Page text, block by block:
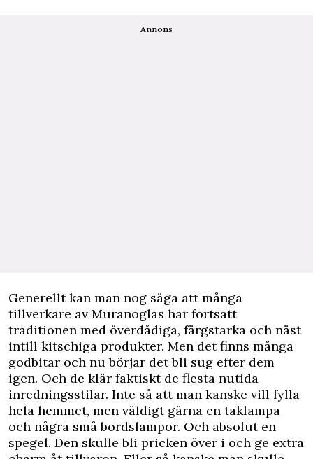
Annons
Generellt kan man nog säga att många
tillverkare av Muranoglas har fortsatt
traditionen med överdådiga, färgstarka och näst
intill kitschiga produkter. Men det finns många
godbitar och nu börjar det bli sug efter dem
igen. Och de klär faktiskt de flesta nutida
inredningsstilar. Inte så att man kanske vill fylla
hela hemmet, men väldigt gärna en taklampa
och några små bordslampor. Och absolut en
spegel. Den skulle bli pricken över i och ge extra